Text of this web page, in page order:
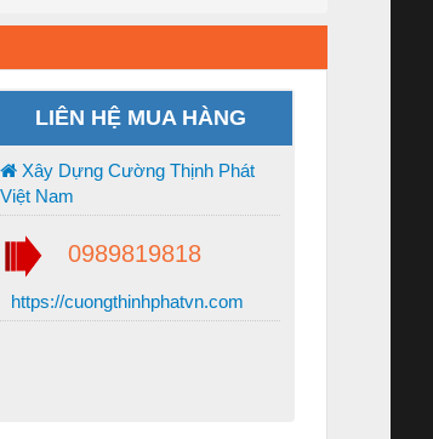
LIÊN HỆ MUA HÀNG
Xây Dựng Cường Thịnh Phát
Việt Nam
0989819818
https://cuongthinhphatvn.com